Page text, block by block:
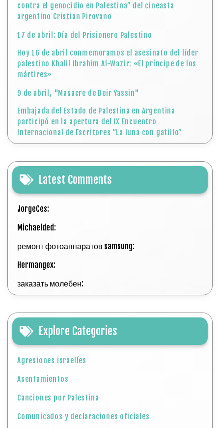
contra el genocidio en Palestina” del cineasta
argentino Cristian Pirovano
17 de abril: Día del Prisionero Palestino
Hoy 16 de abril conmemoramos el asesinato del líder
palestino Khalil Ibrahim Al-Wazir: «El príncipe de los
mártires»
9 de abril, "Masacre de Deir Yassin"
Embajada del Estado de Palestina en Argentina
participó en la apertura del IX Encuentro
Internacional de Escritores “La luna con gatillo”
Latest Comments
JorgeCes:
Michaelded:
ремонт фотоаппаратов samsung:
Hermangex:
заказать молебен:
Explore Categories
Agresiones israelíes
Asentamientos
Canciones por Palestina
Comunicados y declaraciones oficiales